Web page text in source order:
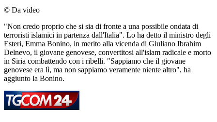
© Da video
"Non credo proprio che si sia di fronte a una possibile ondata di
terroristi islamici in partenza dall'Italia". Lo ha detto il ministro degli
Esteri, Emma Bonino, in merito alla vicenda di Giuliano Ibrahim
Delnevo, il giovane genovese, convertitosi all'islam radicale e morto
in Siria combattendo con i ribelli. "Sappiamo che il giovane
genovese era lì, ma non sappiamo veramente niente altro", ha
aggiunto la Bonino.